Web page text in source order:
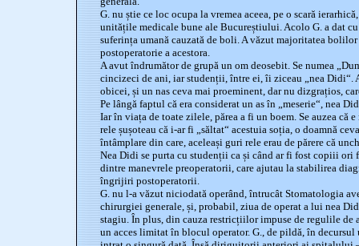
G. nu știe ce loc ocupa la vremea aceea, pe o scară
unitățile medicale bune ale Bucureștiului. Acolo G. a dat
suferința umană cauzată de boli. A văzut majoritatea
postoperatorie a acestora.
A avut îndrumător de grupă un om deosebit. Se numea
cincizeci de ani, iar studenții, între ei, îi ziceau „nea Didi“.
obicei, și un nas ceva mai proeminent, dar nu dizgrațios,
Pe lângă faptul că era considerat un as în „meserie“, nea
Iar în viața de toate zilele, părea a fi un boem. Se auzea că
rele șușoteau că i-ar fi „săltat“ acestuia soția, o doamnă
întâmplare din care, aceleași guri rele erau de părere că
Nea Didi se purta cu studenții ca și când ar fi fost copiii
dintre manevrele preoperatorii, care ajutau la stabilirea
îngrijiri postoperatorii.
G. nu l-a văzut niciodată operând, întrucât Stomatologia
chirurgiei generale, și, probabil, ziua de operat a lui nea
stagiu. În plus, din cauza restricțiilor impuse de regulile de
un acces limitat în blocul operator. G., de pildă, în decursul